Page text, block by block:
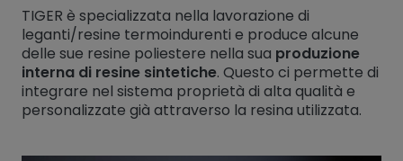
TIGER è specializzata nella lavorazione di
leganti/resine termoindurenti e produce alcune
delle sue resine poliestere nella sua produzione
interna di resine sintetiche. Questo ci permette di
integrare nel sistema proprietà di alta qualità e
personalizzate già attraverso la resina utilizzata.